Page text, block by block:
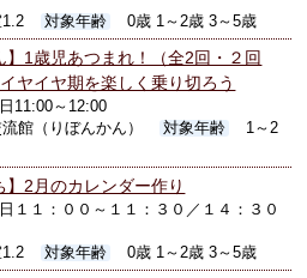
対象年齢 0歳 1～2歳 3～5歳
】1歳児あつまれ！（全2回・２回
ヤイヤ期を楽しく乗り切ろう
11:00～12:00
館（りぼんかん） 対象年齢
1～2
】2月のカレンダー作り
１１：００～１１：３０／１４：３０
対象年齢 0歳 1～2歳 3～5歳